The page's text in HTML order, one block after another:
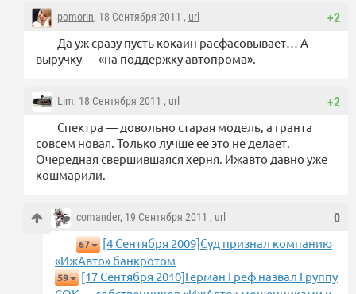
+2
pomorin, 18 Сентября 2011 , url
Да уж сразу пусть кокаин расфасовывает… А
выручку — «на поддержку автопрома».
+2
Lim, 18 Сентября 2011 , url
Спектра — довольно старая модель, а гранта
совсем новая. Только лучше ее это не делает.
Очередная свершившаяся херня. Ижавто давно уже
кошмарили.
0
comander, 19 Сентября 2011 , url
67
[4 Сентября 2009]Суд признал компанию
«ИжАвто» банкротом
59
[17 Сентября 2010]Герман Греф назвал Группу